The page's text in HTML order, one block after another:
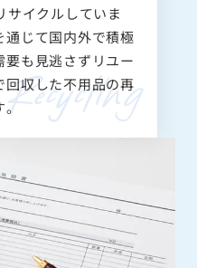
サイクルしていま
通じて国内外で積極
も見逃さずリユー
回収した不用品の再
。